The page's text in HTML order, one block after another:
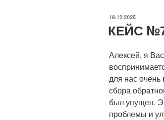
ОПУБЛИКОВАНО
19.12.2025
КЕЙС
Алексей, я
для нас
сбора
был упущен.
проблемы и